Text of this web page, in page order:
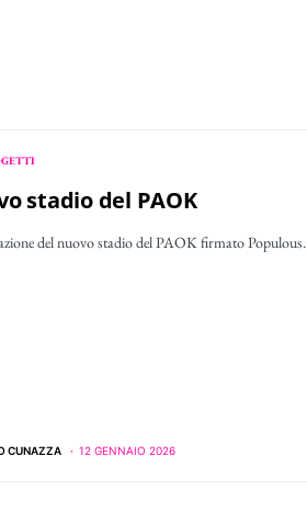
stadio del PAOK
del nuovo stadio del PAOK firmato Populous.
CUNAZZA 12 GENNAIO 2026